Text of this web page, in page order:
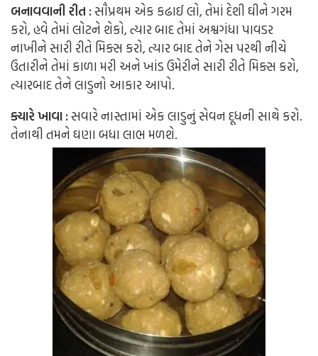
બનાવવાની રીત :સૌપ્રથમ એક કઢાઈ લો, તેમાં દેશી ઘીને ગરમ
કરો, હવે તેમાં લોટને શેકો, ત્યાર બાદ તેમાં અશ્વગંધા પાવડર
નાખીને સારી રીતે મિક્સ કરો, ત્યાર બાદ તેને ગેસ પરથી નીચે
ઉતારીને તેમાં કાળા મરી અને ખાંડ ઉમેરીને સારી રીતે મિક્સ કરો,
ત્યારબાદ તેને લાડુનો આકાર આપો.
ક્યારે ખાવા :સવારે નાસ્તામાં એક લાડુનું સેવન દૂધની સાથે કરો.
તેનાથી તમને ઘણા બધા લાભ મળશે.